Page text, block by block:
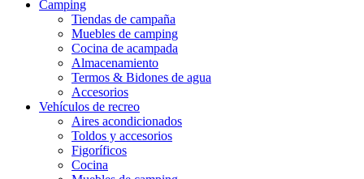
Camping
Tiendas de campaña
Muebles de camping
Cocina de acampada
Almacenamiento
Termos & Bidones de agua
Accesorios
Vehículos de recreo
Aires acondicionados
Toldos y accesorios
Figoríficos
Cocina